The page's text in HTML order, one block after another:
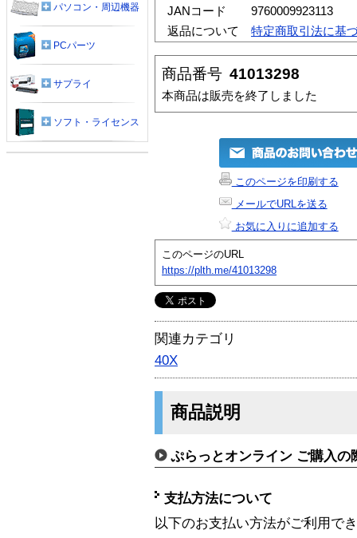
JANコード
9760009923113
返品について
特定商取引法に基
商品番号 41013298
本商品は販売を終了しました
このページを印刷する
メールでURLを送る
お気に入りに追加する
このページのURL
https://plth.me/41013298
関連カテゴリ
40X
商品説明
ぷらっとオンライン ご購入の
支払方法について
以下のお支払い方法がご利用で
パソコン・周辺機器
PCパーツ
サプライ
ソフト・ライセンス